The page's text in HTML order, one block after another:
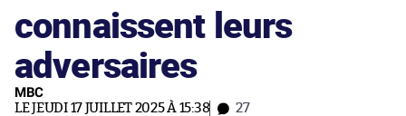
connaissent leurs
adversaires
MBC
LE JEUDI 17 JUILLET 2025 À 15:38 27